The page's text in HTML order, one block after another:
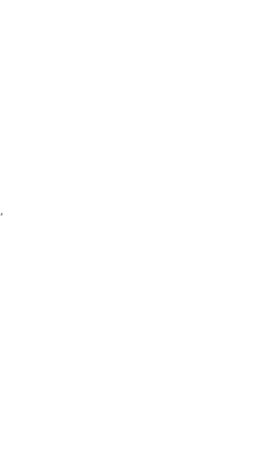
,